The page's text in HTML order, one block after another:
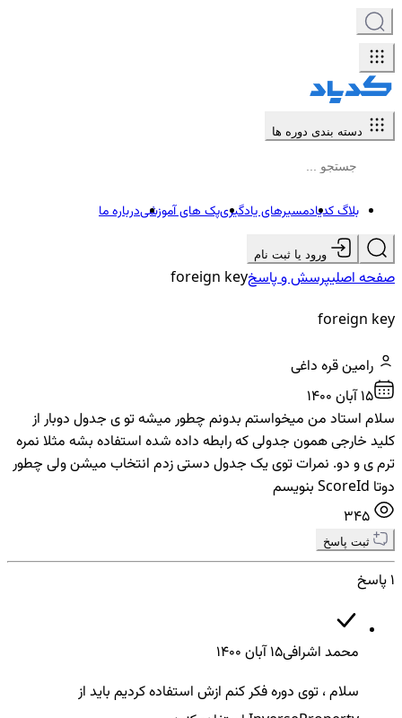
دسته بندی دوره ها
بلاگ کدیادمسیرهای یادگیریپک های آموزشیدرباره ما
ورود یا ثبت نام
صفحه اصلیپرسش و پاسخforeign key
foreign key
رامین قره داغی
15 آبان ۱۴۰۰
سلام استاد من میخواستم بدونم چطور میشه تو ی جدول دوبار از
کلید خارجی همون جدولی که رابطه داده شده استفاده بشه مثلا نمره
ترم ی و دو. نمرات توی یک جدول دستی زدم انتخاب میشن ولی چطور
دوتا ScoreId بنویسم
ثبت پاسخ
1 پاسخ
محمد اشرافی15 آبان ۱۴۰۰
سلام ، توی دوره فکر کنم ازش استفاده کردیم باید از